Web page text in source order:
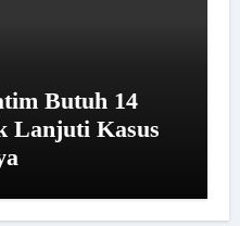
Butuh 14
Lanjuti Kasus